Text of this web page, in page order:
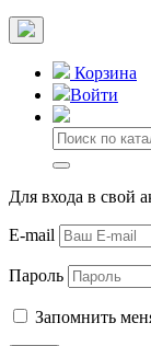
Корзина
Войти
Для входа в свой
E-mail
Пароль
Запомнить